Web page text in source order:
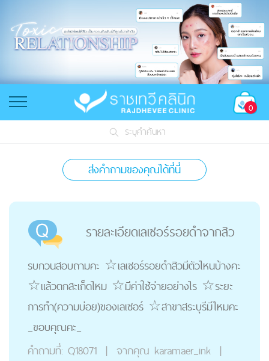
0
ระบุคำค้นหา
ส่งคำถามของคุณได้ที่นี่
รายละเอียดเลเซอร์รอยดำจากสิว
รบกวนสอบถามคะ ☆เลเซอร์รอยดำสิวมีตัวไหนบ้างคะ
☆แล้วตกสะเก็ดไหม ☆มีค่าใช้จ่ายอย่างไร ☆ระยะ
การทำ(ความบ่อย)ของเลเซอร์ ☆สาขาสระบุรีมีไหมคะ
_ขอบคุณคะ_
คำถามที่: Q18071 | จากคุณ karamaer_ink |